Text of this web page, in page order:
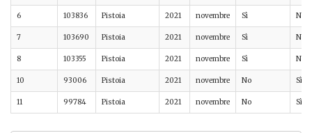
6 103836 Pistoia 2021 novembre Sì No
7 103690 Pistoia 2021 novembre Sì No
8 103355 Pistoia 2021 novembre Sì No
10 93006 Pistoia 2021 novembre No Sì
11 99784 Pistoia 2021 novembre No Sì